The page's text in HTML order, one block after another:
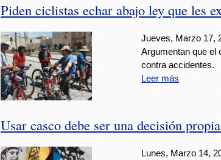
Piden ciclistas echar abajo ley que les
Jueves, Marzo 17,
Argumentan que el
contra accidentes.
Leer más
Usar casco debe ser una decisión
Lunes, Marzo 14,